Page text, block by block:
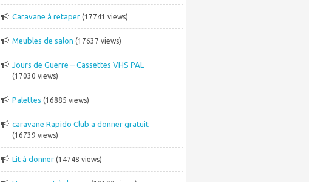
Caravane à retaper (17741 views)
Meubles de salon (17637 views)
Jours de Guerre – Cassettes VHS PAL
(17030 views)
Palettes (16885 views)
caravane Rapido Club a donner gratuit
(16739 views)
Lit à donner (14748 views)